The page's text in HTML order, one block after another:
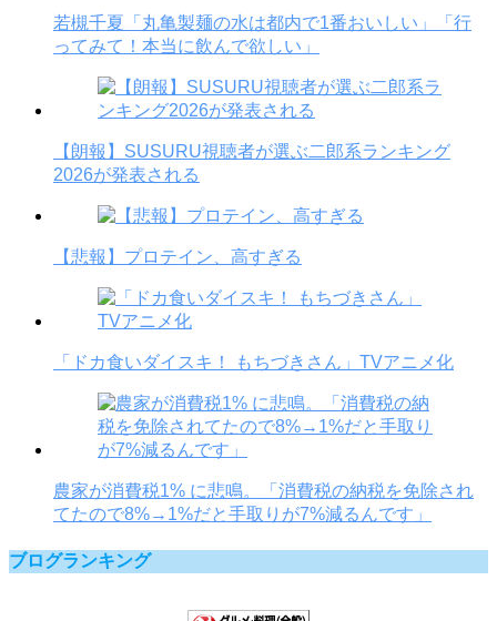
若槻千夏「丸亀製麺の水は都内で1番おいしい」「行
ってみて！本当に飲んで欲しい」
【朗報】SUSURU視聴者が選ぶ二郎系ランキング
2026が発表される
【悲報】プロテイン、高すぎる
「ドカ食いダイスキ！ もちづきさん」TVアニメ化
農家が消費税1% に悲鳴。「消費税の納税を免除され
てたので8%→1%だと手取りが7%減るんです」
ブログランキング